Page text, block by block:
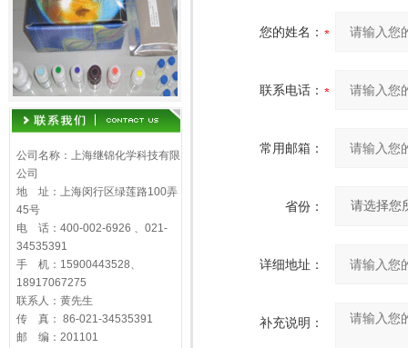
公司名称：上海继锦化学科技有限
公司
地 址：上海闵行区绿莲路100弄
45号
电 话：400-002-6926 、021-
34535391
手 机：15900443528、
18917067275
联系人：黄先生
传 真： 86-021-34535391
邮 编：201101
您的姓名：
联系电话：
常用邮箱：
省份：
详细地址：
补充说明：